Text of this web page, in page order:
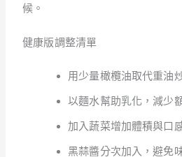
候。
健康版調整清單
用少量橄欖油取代重油
以麵水幫助乳化，減少
加入蔬菜增加體積與口
黑蒜醬分次加入，避免